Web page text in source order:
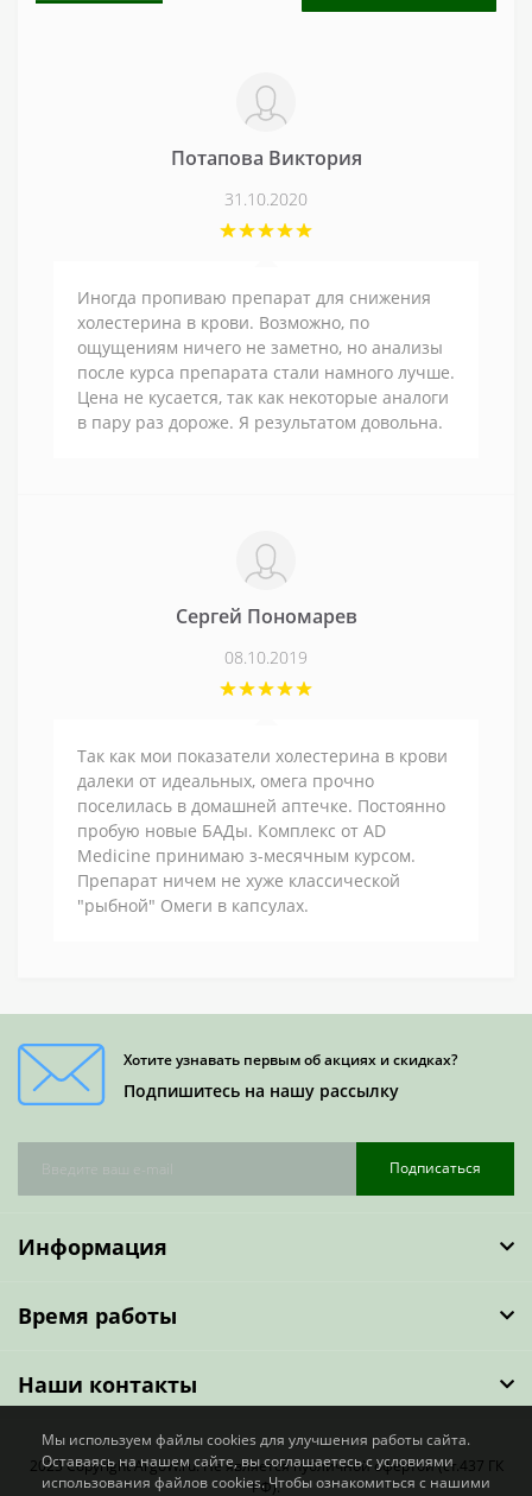
Потапова Виктория
31.10.2020
Иногда пропиваю препарат для снижения
холестерина в крови. Возможно, по
ощущениям ничего не заметно, но анализы
после курса препарата стали намного лучше.
Цена не кусается, так как некоторые аналоги
в пару раз дороже. Я результатом довольна.
Сергей Пономарев
08.10.2019
Так как мои показатели холестерина в крови
далеки от идеальных, омега прочно
поселилась в домашней аптечке. Постоянно
пробую новые БАДы. Комплекс от AD
Medicine принимаю з-месячным курсом.
Препарат ничем не хуже классической
"рыбной" Омеги в капсулах.
Хотите узнавать первым об акциях и скидках?
Подпишитесь на нашу рассылку
Подписаться
Информация
Время работы
Наши контакты
2023 Copyright ArgoW.ru. Не является публичной офертой (ст.437 ГК
РФ).
Мы используем файлы cookies для улучшения работы сайта.
Оставаясь на нашем сайте, вы соглашаетесь с условиями
использования файлов cookies. Чтобы ознакомиться с нашими